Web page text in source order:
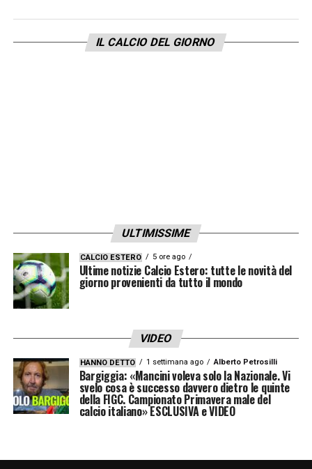
stati decisivi agli ottavi. Contro l’Austria si è
giocato con la testa giusta»
sgarra quando è in vacanza ma prima delle
partite non sbaglia niente»
FLORENZI –«Non ho sentito Ale, ma
sicuramente avrà il broncio perchè sta
recuperando dall’infortunio e lui vuole
LA PLAYLIST DELLE NOSTRE TOP NEWS
IL CALCIO DEL GIORNO
ULTIMISSIME
CALCIO ESTERO 5 ore ago
Ultime notizie Calcio Estero: tutte le novità del
giorno provenienti da tutto il mondo
VIDEO
HANNO DETTO 1 settimana ago Alberto Petrosilli
Bargiggia: «Mancini voleva solo la Nazionale. Vi
svelo cosa è successo davvero dietro le quinte
della FIGC. Campionato Primavera male del
calcio italiano» ESCLUSIVA e VIDEO